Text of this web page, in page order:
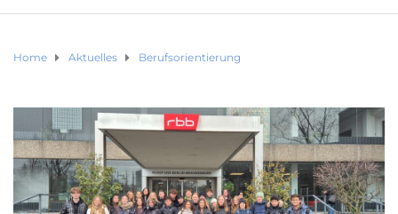
Home Aktuelles Berufsorientierung